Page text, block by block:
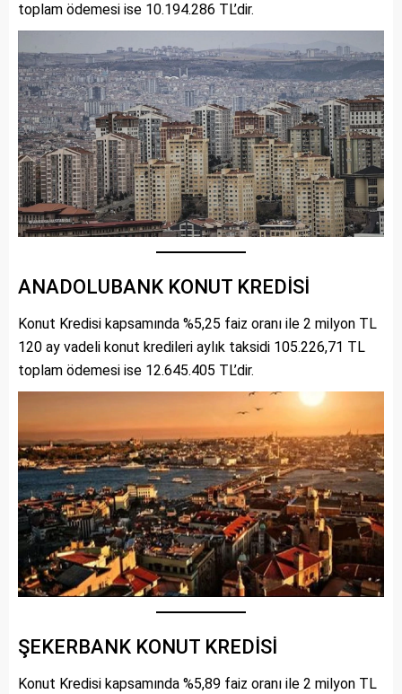
toplam ödemesi ise 10.194.286 TL’dir.
ANADOLUBANK KONUT KREDİSİ
Konut Kredisi kapsamında %5,25 faiz oranı ile 2 milyon TL
120 ay vadeli konut kredileri aylık taksidi 105.226,71 TL
toplam ödemesi ise 12.645.405 TL’dir.
ŞEKERBANK KONUT KREDİSİ
Konut Kredisi kapsamında %5,89 faiz oranı ile 2 milyon TL